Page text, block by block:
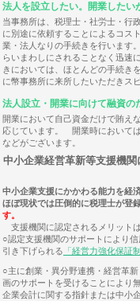
法人を設立したい。開業したい
当事務所は、税理士・社労士・行
に別途に依頼することによるコス
業・法人なりの手続きを行います
らいまわしにされることなく迅
きにおいては、ほとんどの手続き
に幣事務所に来所したいただきス
法人設立・開業に向けて融資の
開業において自己資金だけで賄え
応じています。 開業時において
などがございます。
中小企業経営革新等支援機関
中小企業支援にかかわる能力を経
ほぼ現状では圧倒的に税理士が登
す。
支援機関に認定されるメリットは
○認定支援機関のサポートにより
引き下げられる 「経営力強化保証
○主に創業・異分野連携・経営革
画のサポートを受けることにより
企業会計に関する指針または中小